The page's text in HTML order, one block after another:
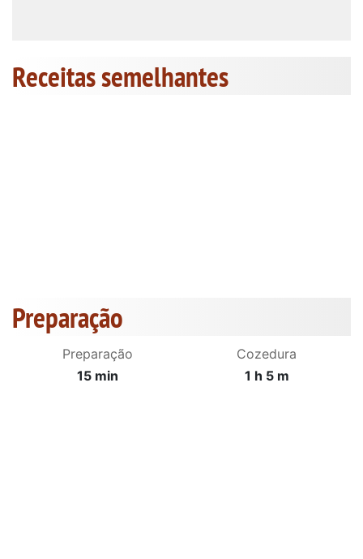
Receitas semelhantes
Preparação
Preparação
15 min
Cozedura
1 h 5 m